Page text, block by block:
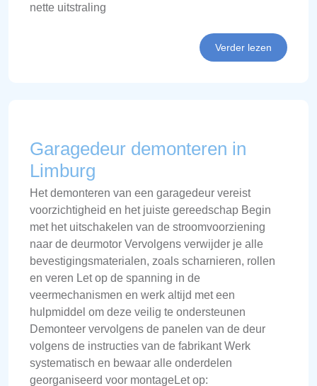
nette uitstraling
Verder lezen
Garagedeur demonteren in
Limburg
Het demonteren van een garagedeur vereist
voorzichtigheid en het juiste gereedschap Begin
met het uitschakelen van de stroomvoorziening
naar de deurmotor Vervolgens verwijder je alle
bevestigingsmaterialen, zoals scharnieren, rollen
en veren Let op de spanning in de
veermechanismen en werk altijd met een
hulpmiddel om deze veilig te ondersteunen
Demonteer vervolgens de panelen van de deur
volgens de instructies van de fabrikant Werk
systematisch en bewaar alle onderdelen
georganiseerd voor montageLet op: